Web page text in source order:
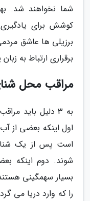
شما نخواهند شد.
کوشش برای
برزیلی ها عاشق
برقراری ارتباط به
مراقب محل
به 3 دلیل باید
اول اینکه بعضی از
است پس از یک
شوند. دوم اینکه
بسیار سهمگینی
را که وارد دریا می